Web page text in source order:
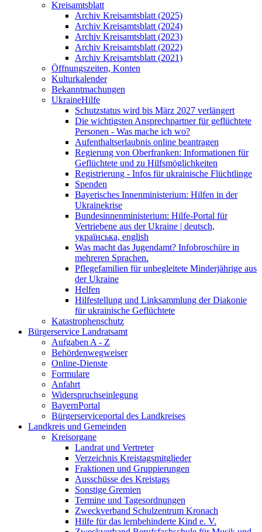
Kreisamtsblatt
Archiv Kreisamtsblatt (2025)
Archiv Kreisamtsblatt (2024)
Archiv Kreisamtsblatt (2023)
Archiv Kreisamtsblatt (2022)
Archiv Kreisamtsblatt (2021)
Öffnungszeiten, Konten
Kulturkalender
Bekanntmachungen
UkraineHilfe
Schutzstatus wird bis März 2027 verlängert
Die wichtigsten Ansprechpartner für geflüchtete
Personen - Was mache ich wo?
Aufenthaltserlaubnis online beantragen
Regierung von Oberfranken: Informationen für
Geflüchtete und zu Hilfsmöglichkeiten
Registrierung - Infos für ukrainische Flüchtlinge
Spenden
Bayerisches Innenministerium: Hilfen in der
Ukrainekrise
Bundesinnenministerium: Hilfe-Portal für
Vertriebene aus der Ukraine | deutsch,
українська, english
Was macht das Jugendamt? Infobroschüre in
mehreren Sprachen.
Pflegefamilien für unbegleitete Minderjährige aus
der Ukraine
Helfen
Hilfestellung und Linksammlung der Diakonie
für ukrainische Geflüchtete
Katastrophenschutz
Bürgerservice Landratsamt
Aufgaben A - Z
Behördenwegweiser
Online-Dienste
Formulare
Anfahrt
Widerspruchseinlegung
BayernPortal
Bürgerserviceportal des Landkreises
Landkreis und Gemeinden
Kreisorgane
Landrat und Vertreter
Verzeichnis Kreistagsmitglieder
Fraktionen und Gruppierungen
Ausschüsse des Kreistags
Sonstige Gremien
Termine und Tagesordnungen
Zweckverband Schulzentrum Kronach
Hilfe für das lernbehinderte Kind e. V.